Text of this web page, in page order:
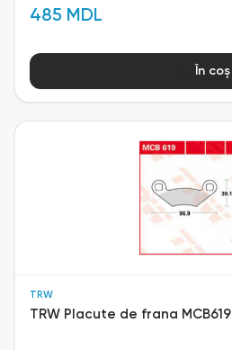
485 MDL
În coș
TRW
TRW Placute de frana MCB619